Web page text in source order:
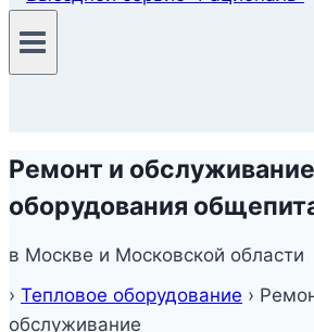
Ремонт и
оборудования
в Москве и Московской области
› Тепловое оборудование ›
обслуживание